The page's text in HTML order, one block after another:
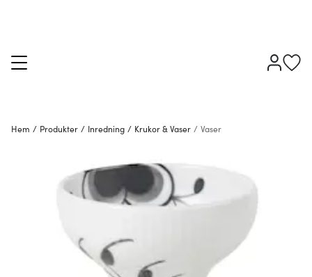
Hem / Produkter / Inredning / Krukor & Vaser / Vaser